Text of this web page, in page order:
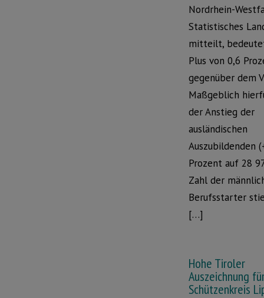
Nordrhein-
Statistisches
mitteilt,
Plus von 0,6
gegenüber dem
Maßgeblich
der Anstieg der
ausländischen
Auszubildenden
Prozent auf 28
Zahl der
Berufsstarter
[…]
Hohe Tiroler
Auszeichnung
Schützenkreis